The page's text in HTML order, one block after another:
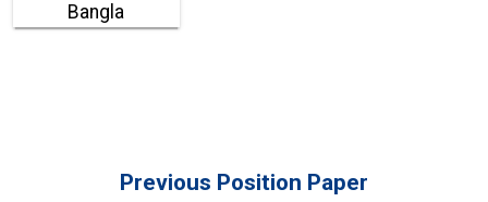
Bangla
Previous Position Paper